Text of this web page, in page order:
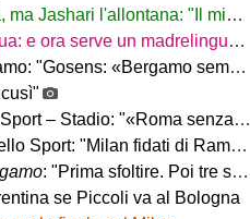
"Il mio cuore è sempre stato rossonero"
serve un madrelingua della zona
sempre casa mia. Incuriosito da Sarri»"
– Stadio: "«Roma senza limiti»"
Sport: "Milan fidati di Ramos"
: "Prima sfoltire. Poi tre settimane per gli altri innesti"
se Piccoli va al Bologna